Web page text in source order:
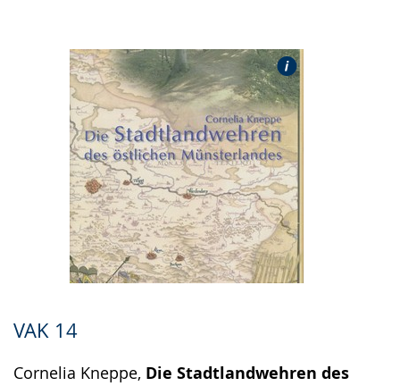
VAK 14
Cornelia Kneppe, Die Stadtlandwehren des